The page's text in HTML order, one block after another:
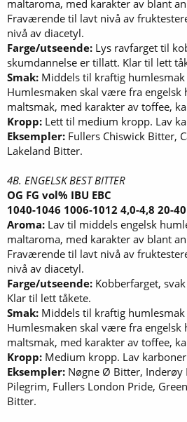
maltaroma, med karakter av blant
Fraværende til lavt nivå av
nivå av diacetyl.
Farge/utseende: Lys ravfarget til
skumdannelse er tillatt. Klar til lett
Smak: Middels til kraftig
Humlesmaken skal være fra engelsk
maltsmak, med karakter av toffee,
Kropp: Lett til medium kropp. Lav
Eksempler: Fullers Chiswick Bitter,
Lakeland Bitter.
4B. ENGELSK BEST BITTER
OG FG vol% IBU EBC
1040-1046 1006-1012 4,0-4,8 20-
Aroma: Lav til middels engelsk
maltaroma, med karakter av blant
Fraværende til lavt nivå av
nivå av diacetyl.
Farge/utseende: Kobberfarget,
Klar til lett tåkete.
Smak: Middels til kraftig
Humlesmaken skal være fra engelsk
maltsmak, med karakter av toffee,
Kropp: Medium kropp. Lav
Eksempler: Nøgne Ø Bitter, Inderøy
Pilegrim, Fullers London Pride,
Bitter.